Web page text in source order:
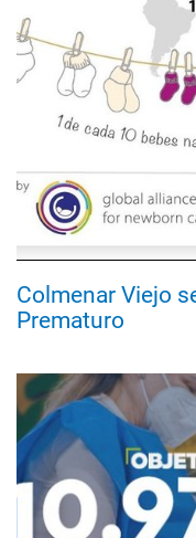
Colmenar Viejo
Prematuro